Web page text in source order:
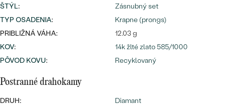
PODĽA FARBY
PODĽA TVARU DRAHOKAMU
NA MIERU
Najpredávanejšie
náušnice
PREZRIEŤ
Personalizované
Najpredávanejšie
prstene
ŠTÝL:
Zásnubný set
TYP OSADENIA:
Krapne (prongs)
PRIBLIŽNÁ VÁHA:
12.03 g
KOV:
14k žlté zlato 585/1000
PÔVOD KOVU: Recyklovaný
Postranné drahokamy
DRUH:
Diamant